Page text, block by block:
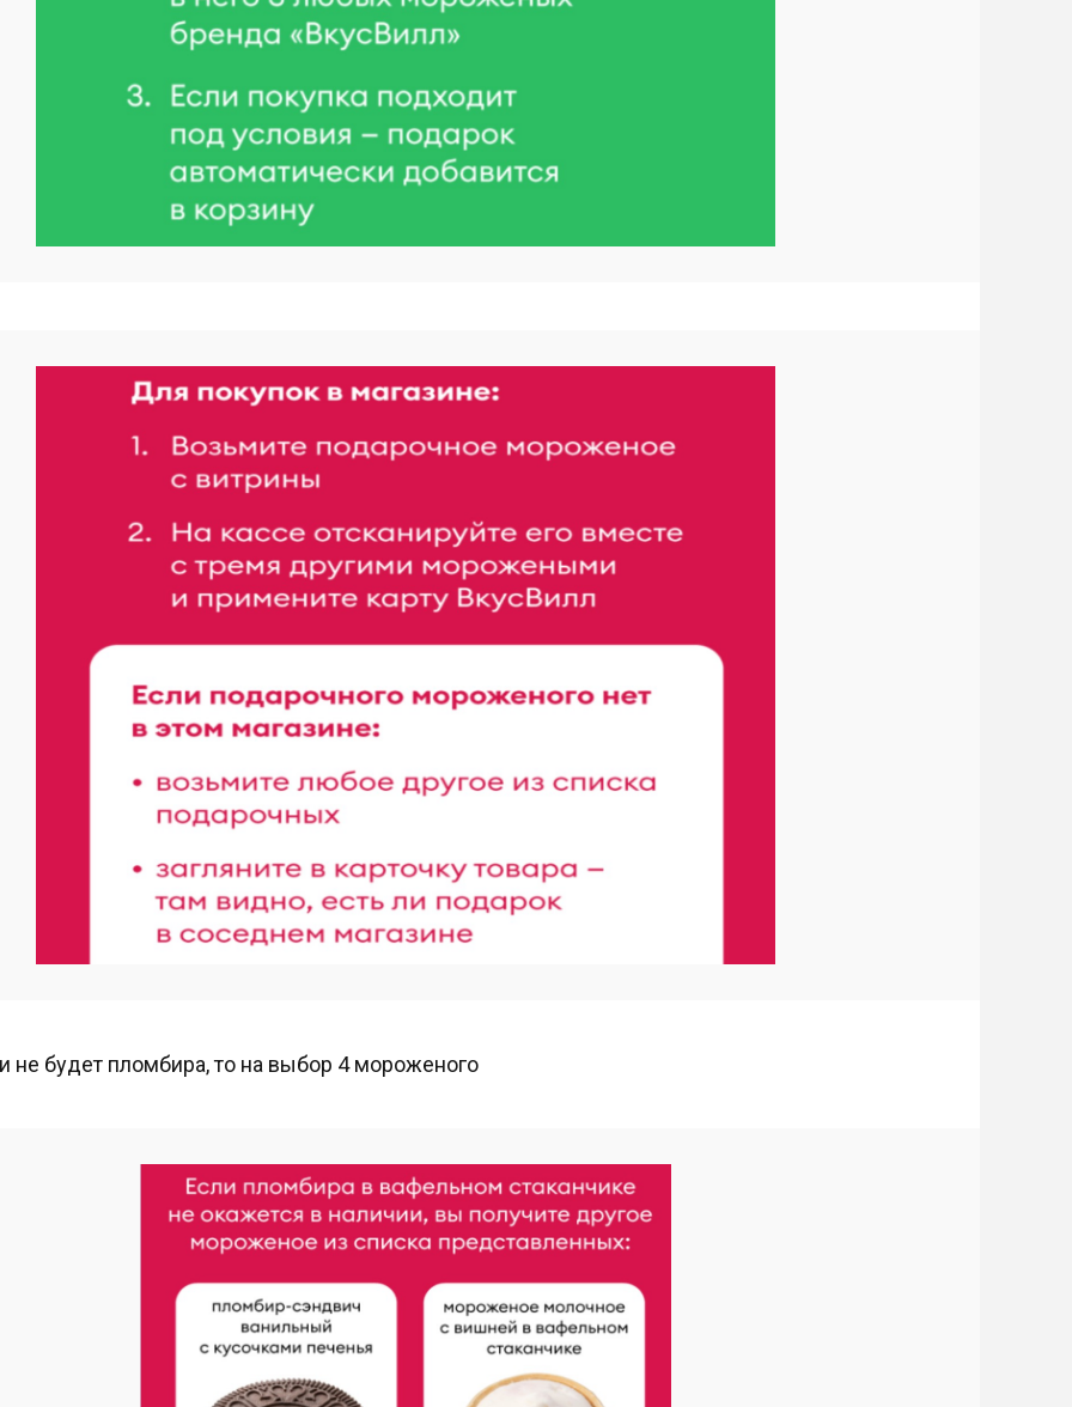
не будет пломбира, то на выбор 4 мороженого